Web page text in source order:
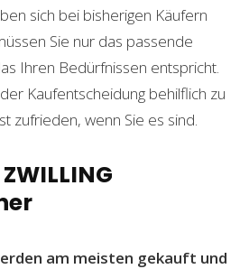
sich bei bisherigen Käufern
Sie nur das passende
Ihren Bedürfnissen entspricht.
Kaufentscheidung behilflich zu
zufrieden, wenn Sie es sind.
am meisten gekauft und